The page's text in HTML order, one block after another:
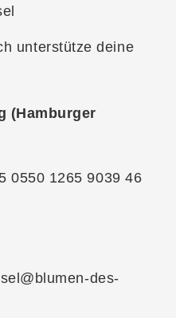
unterstütze deine
(Hamburger
0550 1265 9039 46
des-